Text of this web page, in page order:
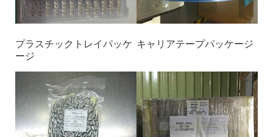
プラスチックトレイパッケ
ージ
キャリアテープパッケージ